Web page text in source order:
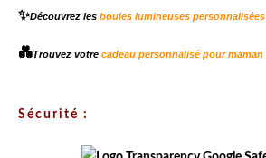
✨Découvrez les boules lumineuses personnalisées
💑Trouvez votre cadeau personnalisé pour maman
Sécurité :